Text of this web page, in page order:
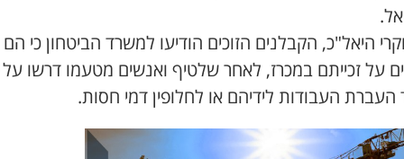
היאל"כ, הקבלנים הזוכים הודיעו למשרד הביטחון כי הם
על זכייתם במכרז, לאחר שלטיף ואנשים מטעמו דרשו על
העבודות לידיהם או לחלופין דמי חסות.